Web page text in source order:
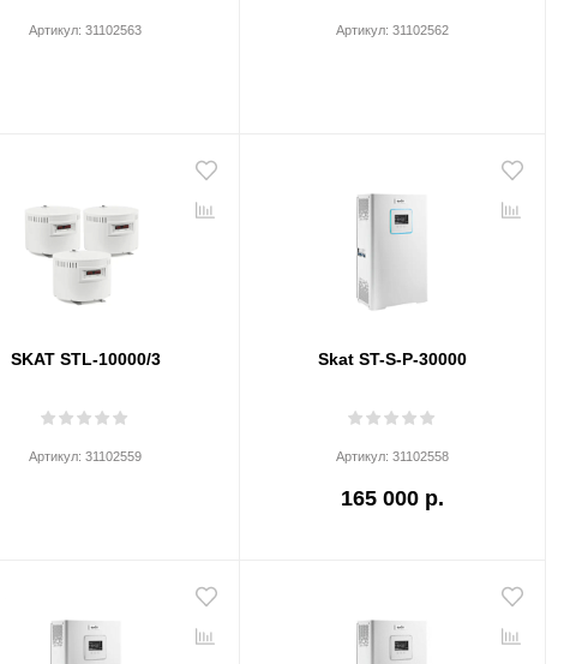
Артикул:31102563 Артикул: 31102562
SKAT STL-10000/3
Артикул:31102559
Skat ST-S-P-30000
Артикул: 31102558
165 000 р.